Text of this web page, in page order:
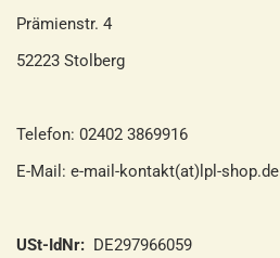
Prämienstr. 4
52223 Stolberg
Telefon: 02402 3869916
E-Mail: e-mail-kontakt(at)lpl-shop.de
USt-IdNr: DE297966059